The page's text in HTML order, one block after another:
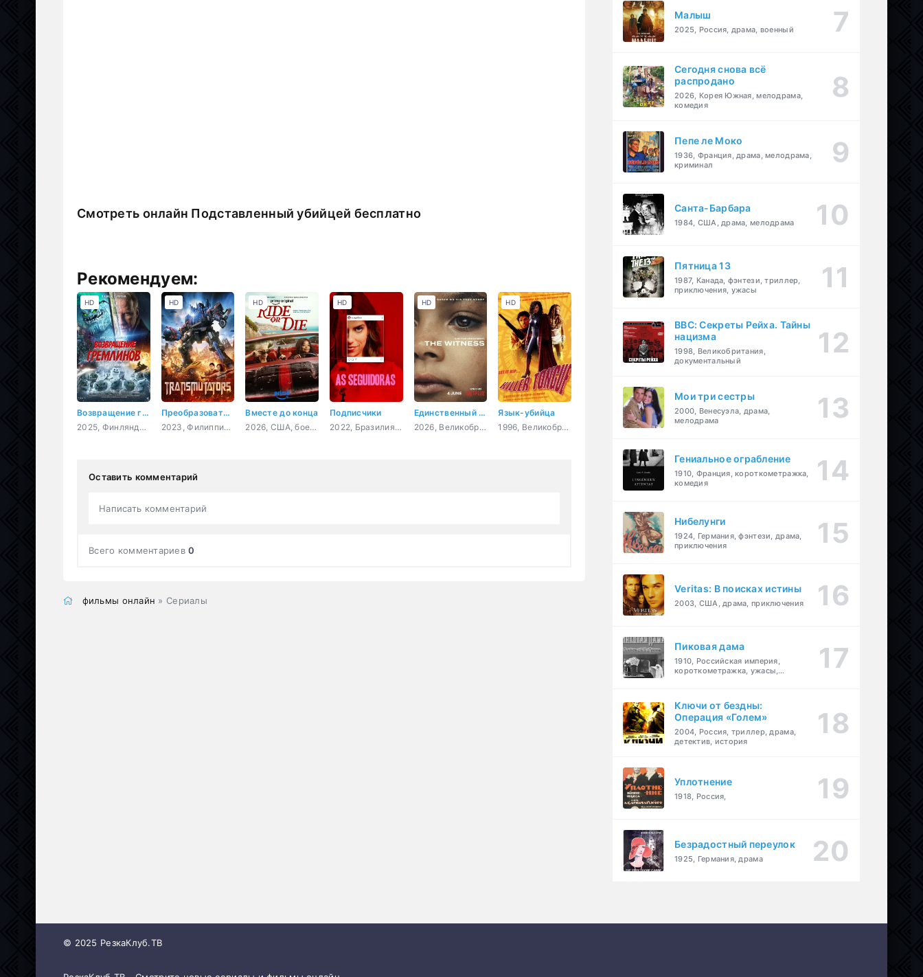
Смотреть онлайн Подставленный убийцей бесплатно
Рекомендуем:
Возвращение гремлинов
2025, Финляндия, ужасы, фэнтези, боевик, комедия
HD
Преобразователи
2023, Филиппины, фантастика, боевик
HD
Вместе до конца
2026, США, боевик, комедия, приключения
HD
Подписчики
2022, Бразилия, триллер, комедия
HD
Единственный свидетель
2026, Великобритания, США, драма, криминал
HD
Язык-убийца
1996, Великобритания, Испания, ужасы, фантастика, комедия
HD
Оставить комментарий
Написать комментарий
Всего комментариев0
фильмы онлайн » Сериалы
Малыш
2025, Россия, драма, военный
Сегодня снова всё
распродано
2026, Корея Южная, мелодрама,
комедия
Пепе ле Моко
1936, Франция, драма, мелодрама,
криминал
Санта-Барбара
1984, США, драма, мелодрама
Пятница 13
1987, Канада, фэнтези, триллер,
приключения, ужасы
BBC: Секреты Рейха. Тайны
нацизма
1998, Великобритания,
документальный
Мои три сестры
2000, Венесуэла, драма,
мелодрама
Гениальное ограбление
1910, Франция, короткометражка,
комедия
Нибелунги
1924, Германия, фэнтези, драма,
приключения
Veritas: В поисках истины
2003, США, драма, приключения
Пиковая дама
1910, Российская империя,
короткометражка, ужасы,
Ключи от бездны:
Операция «Голем»
2004, Россия, триллер, драма,
детектив, история
Уплотнение
1918, Россия,
Безрадостный переулок
1925, Германия, драма
© 2025 РезкаКлуб.ТВ